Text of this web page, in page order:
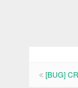
[BUG]